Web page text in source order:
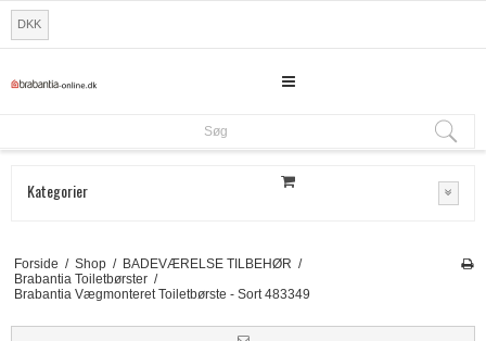
DKK
Søg
Kategorier
Forside / Shop / BADEVÆRELSE TILBEHØR /
Brabantia Toiletbørster /
Brabantia Vægmonteret Toiletbørste - Sort 483349